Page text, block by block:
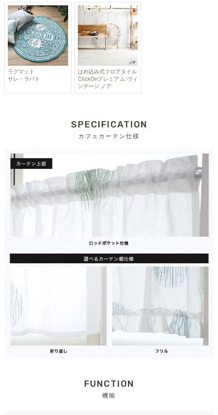
ラグマット
サレ・ラバト
はめ込み式フロアタイル
ClickOnプレミアム ヴィ
ンテージ ノア
SPECIFICATION
カフェカーテン仕様
FUNCTION
機能